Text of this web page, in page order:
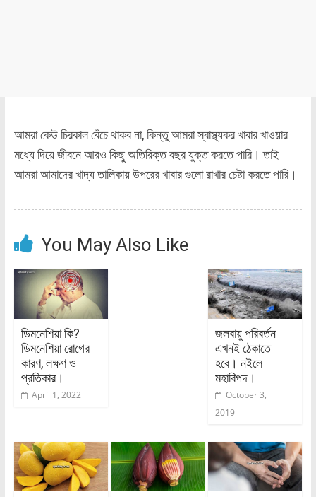
আমরা কেউ চিরকাল বেঁচে থাকব না, কিন্তু আমরা স্বাস্থ্যকর খাবার খাওয়ার
মধ্যে দিয়ে জীবনে আরও কিছু অতিরিক্ত বছর যুক্ত করতে পারি। তাই
আমরা আমাদের খাদ্য তালিকায় উপরের খাবার গুলো রাখার চেষ্টা করতে পারি।
You May Also Like
ডিমনেশিয়া কি?
ডিমনেশিয়া রোগের
কারণ, লক্ষণ ও
প্রতিকার।
April 1, 2022
জলবায়ু পরিবর্তন
এখনই ঠেকাতে
হবে। নইলে
মহাবিপদ।
October 3,
2019